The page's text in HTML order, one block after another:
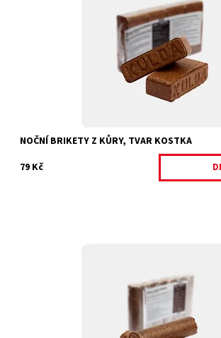
ODBĚR, POKUD NEBUDE DOMLUVENO JINAK,
Skladem 1482 ks
34594/8 K
NOČNÍ BRIKETY Z KŮRY, TVAR KOSTKA
79 Kč
ODBĚR, POKUD NEBUDE DOMLUVENO JINAK,
Skladem 1100 ks